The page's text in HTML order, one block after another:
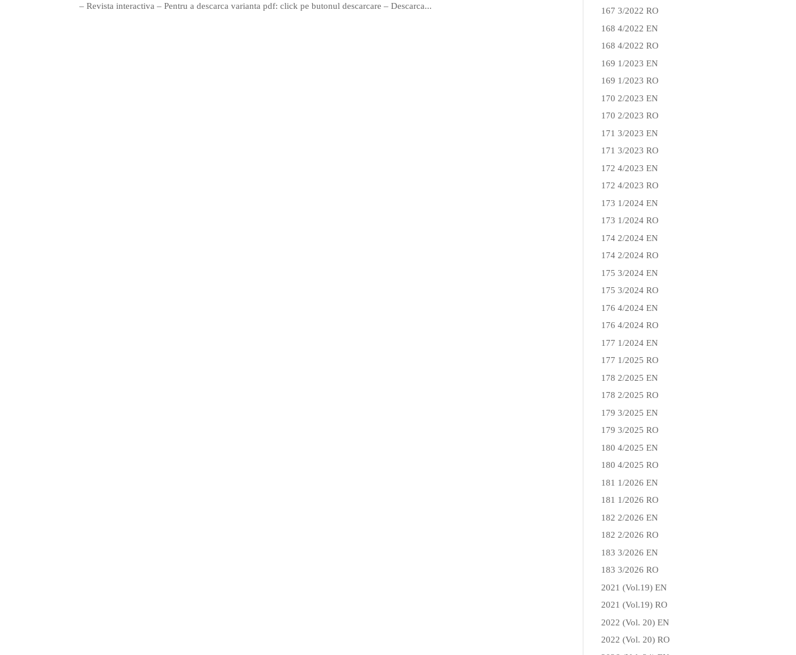
– Revista interactiva – Pentru a descarca varianta pdf: click pe butonul descarcare – Descarca...
167 3/2022 RO
168 4/2022 EN
168 4/2022 RO
169 1/2023 EN
169 1/2023 RO
170 2/2023 EN
170 2/2023 RO
171 3/2023 EN
171 3/2023 RO
172 4/2023 EN
172 4/2023 RO
173 1/2024 EN
173 1/2024 RO
174 2/2024 EN
174 2/2024 RO
175 3/2024 EN
175 3/2024 RO
176 4/2024 EN
176 4/2024 RO
177 1/2024 EN
177 1/2025 RO
178 2/2025 EN
178 2/2025 RO
179 3/2025 EN
179 3/2025 RO
180 4/2025 EN
180 4/2025 RO
181 1/2026 EN
181 1/2026 RO
182 2/2026 EN
182 2/2026 RO
183 3/2026 EN
183 3/2026 RO
2021 (Vol.19) EN
2021 (Vol.19) RO
2022 (Vol. 20) EN
2022 (Vol. 20) RO